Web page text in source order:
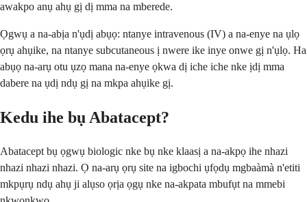
awakpo anụ ahụ gị dị mma na mberede.
Ọgwụ a na-abịa n'ụdị abụọ: ntanye intravenous (IV) a na-enye na ụlọ
ọrụ ahụike, na ntanye subcutaneous ị nwere ike inye onwe gị n'ụlọ. Ha
abụọ na-arụ otu ụzọ mana na-enye ọkwa dị iche iche nke ịdị mma
dabere na ụdị ndụ gị na mkpa ahụike gị.
Kedu ihe bụ Abatacept?
Abatacept bụ ọgwụ biologic nke bụ nke klaasị a na-akpọ ihe nhazi
nhazi nhazi nhazi. Ọ na-arụ ọrụ site na igbochi ụfọdụ mgbaàmà n'etiti
mkpụrụ ndụ ahụ ji alụso ọrịa ọgụ nke na-akpata mbufụt na mmebi